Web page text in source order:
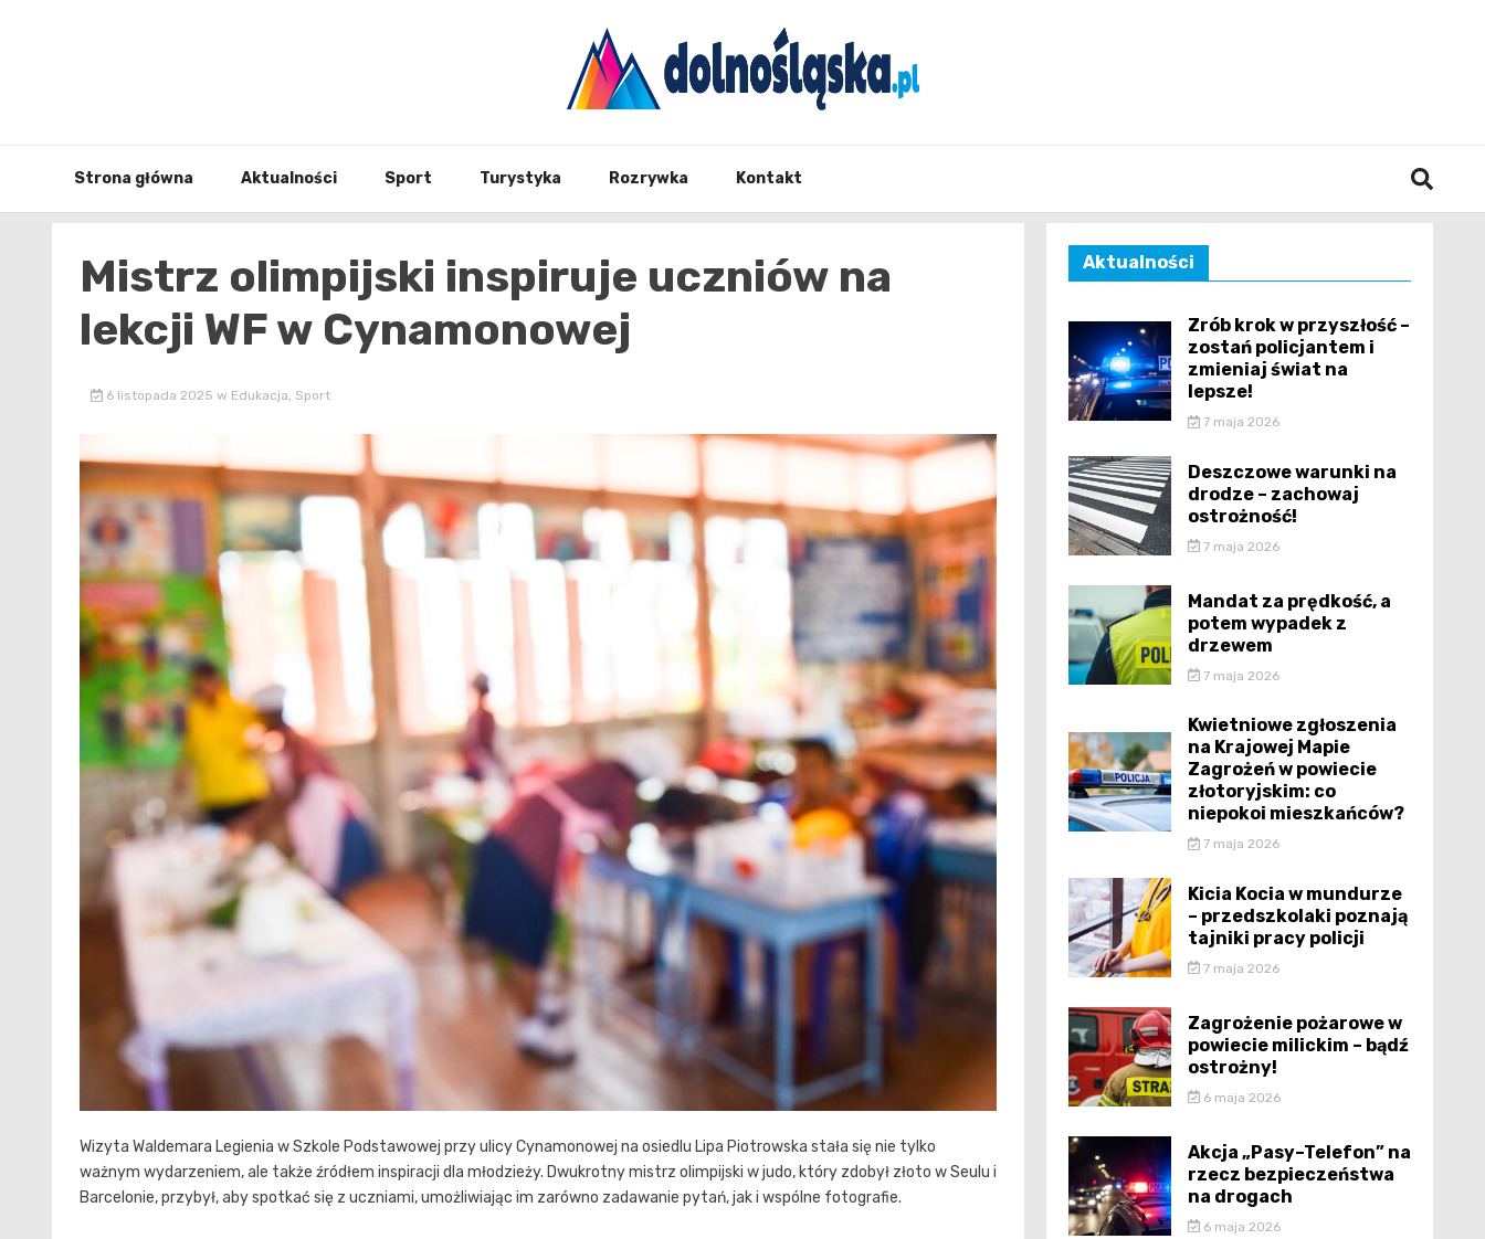
Strona główna Aktualności Sport Turystyka Rozrywka Kontakt
Mistrz olimpijski inspiruje uczniów na
lekcji WF w Cynamonowej
6 listopada 2025 w Edukacja, Sport
Wizyta Waldemara Legienia w Szkole Podstawowej przy ulicy Cynamonowej na osiedlu Lipa Piotrowska stała się nie tylko
ważnym wydarzeniem, ale także źródłem inspiracji dla młodzieży. Dwukrotny mistrz olimpijski w judo, który zdobył złoto w Seulu i
Barcelonie, przybył, aby spotkać się z uczniami, umożliwiając im zarówno zadawanie pytań, jak i wspólne fotografie.
Aktualności
Zrób krok w przyszłość –
zostań policjantem i
zmieniaj świat na
lepsze!
7 maja 2026
Deszczowe warunki na
drodze – zachowaj
ostrożność!
7 maja 2026
Mandat za prędkość, a
potem wypadek z
drzewem
7 maja 2026
Kwietniowe zgłoszenia
na Krajowej Mapie
Zagrożeń w powiecie
złotoryjskim: co
niepokoi mieszkańców?
7 maja 2026
Kicia Kocia w mundurze
– przedszkolaki poznają
tajniki pracy policji
7 maja 2026
Zagrożenie pożarowe w
powiecie milickim – bądź
ostrożny!
6 maja 2026
Akcja „Pasy–Telefon” na
rzecz bezpieczeństwa
na drogach
6 maja 2026